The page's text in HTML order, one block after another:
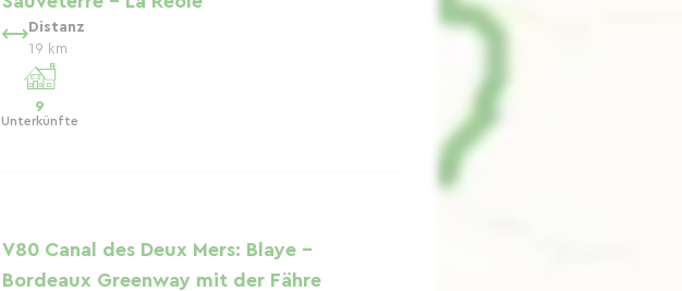
Distanz
19 km
9
Unterkünfte
V80 Canal des Deux Mers: Blaye –
Bordeaux Greenway mit der Fähre